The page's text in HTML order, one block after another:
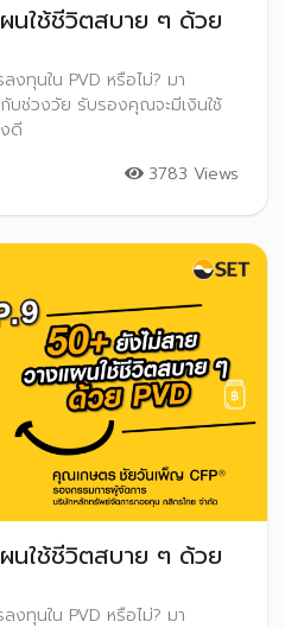
นใช้ชีวิตสบาย ๆ ด้วย
ทุนใน PVD หรือไม่? มา
บช่วงวัย รับรองคุณจะมีเงินใช้
ดี
3783 Views
นใช้ชีวิตสบาย ๆ ด้วย
ทุนใน PVD หรือไม่? มา